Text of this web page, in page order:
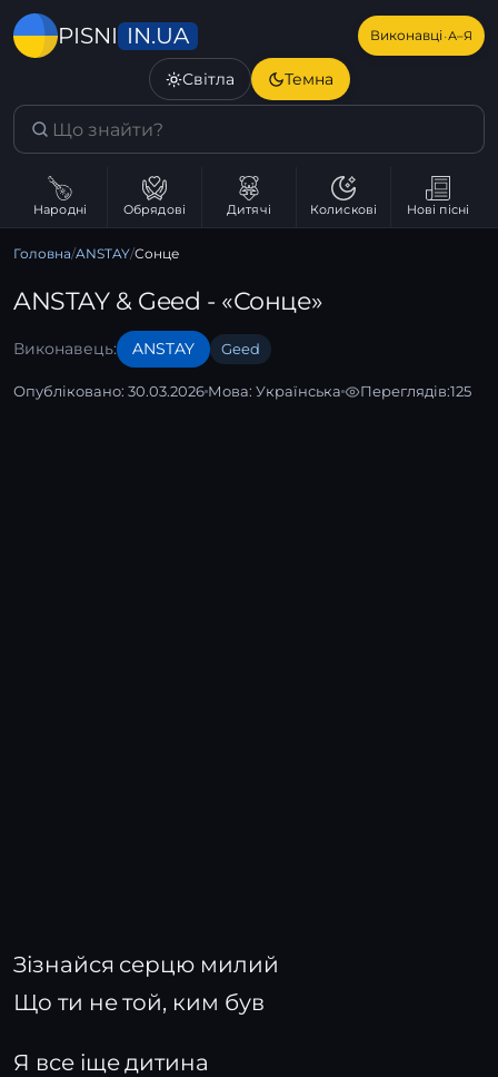
PISNI IN.UA Виконавці·А–Я
Світла Темна
Народні Обрядові Дитячі Колискові Нові пісні
Головна/ANSTAY/Сонце
ANSTAY & Geed - «Сонце»
Виконавець: ANSTAY Geed
Опубліковано: 30.03.2026 Мова: Українська Переглядів:125
Зізнайся серцю милий
Що ти не той, ким був
Я все іще дитина